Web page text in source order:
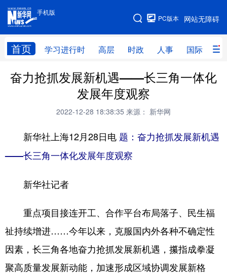
手机版
网站无障碍
PC版本
首页 学习进行时 高层 时政 人事 国际 财
手机版
网站地图
学习进行时 高层 时政 人事
财经 网评
全球连线
科技 科创 量子 体育
文化 书画
访谈
食品 人居 信息化 数字经济
学术中国 乡村振兴 银龄 溯源中国
城市 旅游 能源 会展
奋力抢抓发展新机遇——长三角一体化
发展年度观察
2022-12-28 18:38:35 来源： 新华网
新华社上海12月28日电 题：奋力抢抓发展新机遇
——长三角一体化发展年度观察
新华社记者
重点项目接连开工、合作平台布局落子、民生福
祉持续增进……今年以来，克服国内外各种不确定性
因素，长三角各地奋力抢抓发展新机遇，攥指成拳凝
聚高质量发展新动能，加速形成区域协调发展新格